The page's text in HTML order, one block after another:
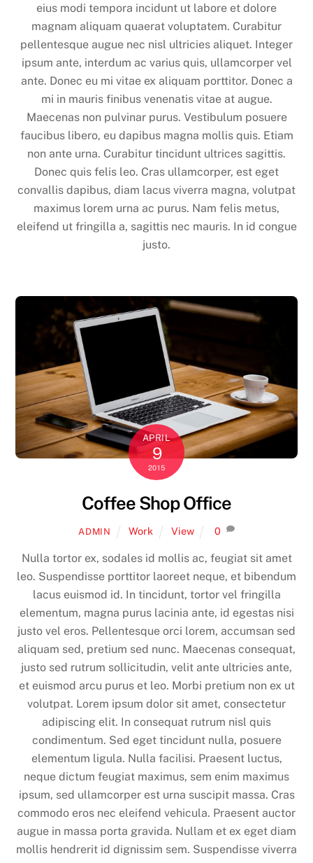
eius modi tempora incidunt ut labore et dolore
magnam aliquam quaerat voluptatem. Curabitur
pellentesque augue nec nisl ultricies aliquet. Integer
ipsum ante, interdum ac varius quis, ullamcorper vel
ante. Donec eu mi vitae ex aliquam porttitor. Donec a
mi in mauris finibus venenatis vitae at augue.
Maecenas non pulvinar purus. Vestibulum posuere
faucibus libero, eu dapibus magna mollis quis. Etiam
non ante urna. Curabitur tincidunt ultrices sagittis.
Donec quis felis leo. Cras ullamcorper, est eget
convallis dapibus, diam lacus viverra magna, volutpat
maximus lorem urna ac purus. Nam felis metus,
eleifend ut fringilla a, sagittis nec mauris. In id congue
justo.
APRIL
9
2015
Coffee Shop Office
ADMIN Work View 0
Nulla tortor ex, sodales id mollis ac, feugiat sit amet
leo. Suspendisse porttitor laoreet neque, et bibendum
lacus euismod id. In tincidunt, tortor vel fringilla
elementum, magna purus lacinia ante, id egestas nisi
justo vel eros. Pellentesque orci lorem, accumsan sed
aliquam sed, pretium sed nunc. Maecenas consequat,
justo sed rutrum sollicitudin, velit ante ultricies ante,
et euismod arcu purus et leo. Morbi pretium non ex ut
volutpat. Lorem ipsum dolor sit amet, consectetur
adipiscing elit. In consequat rutrum nisl quis
condimentum. Sed eget tincidunt nulla, posuere
elementum ligula. Nulla facilisi. Praesent luctus,
neque dictum feugiat maximus, sem enim maximus
ipsum, sed ullamcorper est urna suscipit massa. Cras
commodo eros nec eleifend vehicula. Praesent auctor
augue in massa porta gravida. Nullam et ex eget diam
mollis hendrerit id dignissim sem. Suspendisse viverra